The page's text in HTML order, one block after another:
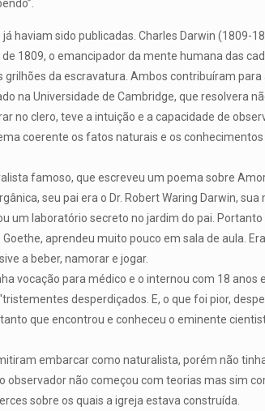
haviam sido publicadas. Charles Darwin (1809-
1809, o emancipador da mente humana das
da escravatura. Ambos contribuíram para
na Universidade de Cambridge, que resolvera
no clero, teve a intuição e a capacidade de
coerente os fatos naturais e os
famoso, que escreveu um poema sobre
seu pai era o Dr. Robert Waring Darwin, sua
um laboratório secreto no jardim do pai.
aprendeu muito pouco em sala de aula.
a beber, namorar e jogar.
vocação para médico e o internou com 18 anos
desperdiçados. E, o que foi pior,
que encontrou e conheceu o eminente
embarcar como naturalista, porém não
observador não começou com teorias mas sim
sobre os quais a igreja estava construída.